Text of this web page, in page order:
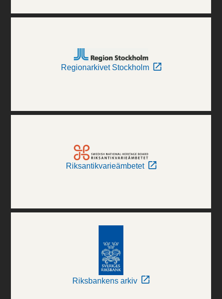
Regionarkivet Stockholm
Riksantikvarieämbetet
Riksbankens arkiv